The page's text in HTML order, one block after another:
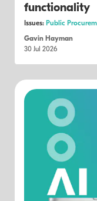
functionality
Issues: Public
Gavin Hayman
30 Jul 2026